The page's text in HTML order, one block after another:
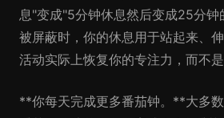
息"变成"5分钟休息然后变成25分钟
被屏蔽时，你的休息用于站起来、
活动实际上恢复你的专注力，而不是
**你每天完成更多番茄钟。**大多